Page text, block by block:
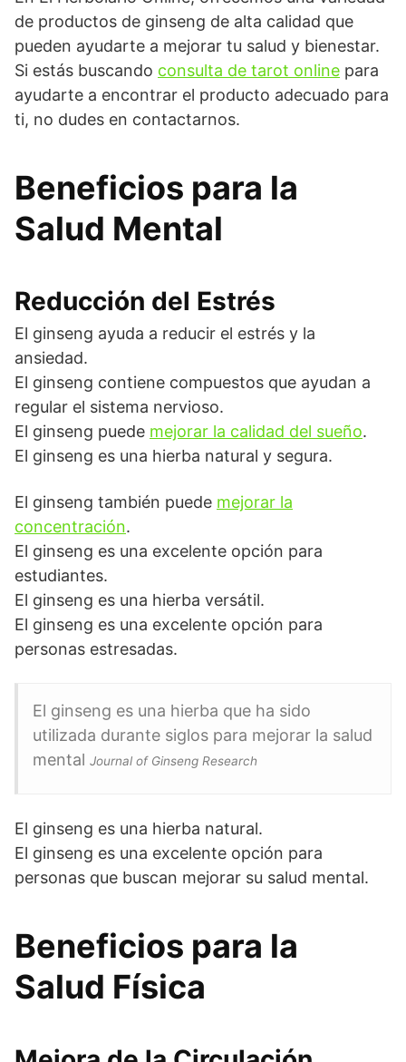
de productos de ginseng de alta calidad que
pueden ayudarte a mejorar tu salud y bienestar.
Si estás buscando consulta de tarot online para
ayudarte a encontrar el producto adecuado para
ti, no dudes en contactarnos.
Beneficios para la
Salud Mental
Reducción del Estrés
El ginseng ayuda a reducir el estrés y la
ansiedad.
El ginseng contiene compuestos que ayudan a
regular el sistema nervioso.
El ginseng puede mejorar la calidad del sueño.
El ginseng es una hierba natural y segura.
El ginseng también puede mejorar la
concentración.
El ginseng es una excelente opción para
estudiantes.
El ginseng es una hierba versátil.
El ginseng es una excelente opción para
personas estresadas.
El ginseng es una hierba que ha sido
utilizada durante siglos para mejorar la salud
mental Journal of Ginseng Research
El ginseng es una hierba natural.
El ginseng es una excelente opción para
personas que buscan mejorar su salud mental.
Beneficios para la
Salud Física